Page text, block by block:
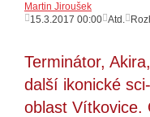
Martin Jiroušek
15.3.2017 00:00 Atd.
Terminátor,
další ikonické
oblast Vítkovice.